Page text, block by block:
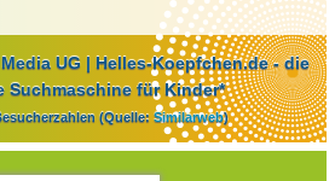
UG | Helles-Koepfchen.de - die
Suchmaschine für Kinder*
(Quelle: Similarweb)